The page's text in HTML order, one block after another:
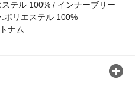
テル 100% / インナーブリー
ポリエステル 100%
ナム